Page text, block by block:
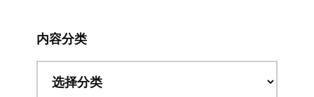
内容分类